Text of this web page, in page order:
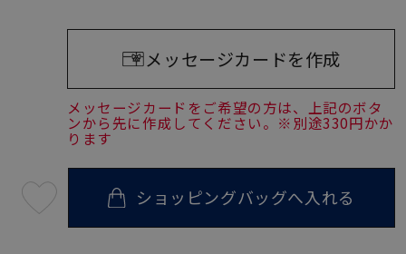
メッセージカードを作成
メッセージカードをご希望の方は、上記のボタ
ンから先に作成してください。※別途330円かか
ります
08
ショッピングバッグへ入れる